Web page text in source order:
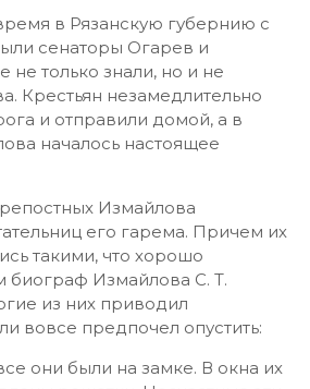
в Рязанскую губернию с
сенаторы Огарев и
не только знали, но и не
Крестьян незамедлительно
и отправили домой, а в
началось настоящее
Измайлова
его гарема. Причем их
такими, что хорошо
биограф Измайлова С. Т.
из них приводил
вовсе предпочел опустить:
они были на замке. В окна их